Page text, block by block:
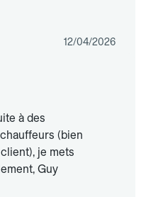
12/04/2026
à des
(bien
je mets
Guy